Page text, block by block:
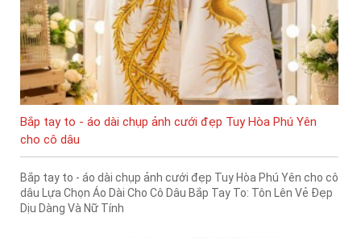
Bắp tay to - áo dài chụp ảnh cưới đẹp Tuy Hòa Phú Yên
cho cô dâu
Bắp tay to - áo dài chụp ảnh cưới đẹp Tuy Hòa Phú Yên cho cô
dâu Lựa Chọn Áo Dài Cho Cô Dâu Bắp Tay To: Tôn Lên Vẻ Đẹp
Dịu Dàng Và Nữ Tính